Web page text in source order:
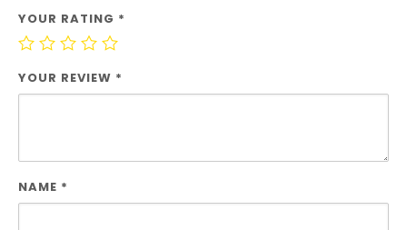
YOUR RATING *
YOUR REVIEW *
NAME *